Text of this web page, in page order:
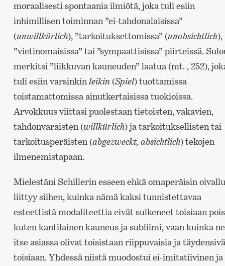
moraalisesti spontaania ilmiötä, joka tuli esiin
inhimillisen toiminnan ”ei-tahdonalaisissa”
(unwillkürlich), ”tarkoituksettomissa” (unabsichtlich),
”vietinomaisissa” tai ”sympaattisissa” piirteissä.
merkitsi ”liikkuvan kauneuden” laatua (mt. , 252),
tuli esiin varsinkinleikin (Spiel) tuottamissa
toistamattomissa ainutkertaisissa tuokioissa.
Arvokkuus viittasi puolestaan tietoisten, vakavien,
tahdonvaraisten (willkürlich) ja tarkoituksellisten tai
tarkoitusperäisten (abgezweckt, absichtlich) tekojen
ilmenemistapaan.
Mielestäni Schillerin esseen ehkä omaperäisin
liittyy siihen, kuinka nämä kaksi tunnistettavaa
esteettistä modaliteettia eivät sulkeneet toisiaan
kuten kantilainen kauneus ja subliimi, vaan kuinka ne
itse asiassa olivat toisistaan riippuvaisia ja
toisiaan. Yhdessä niistä muodostui ei-imitatiivinen ja